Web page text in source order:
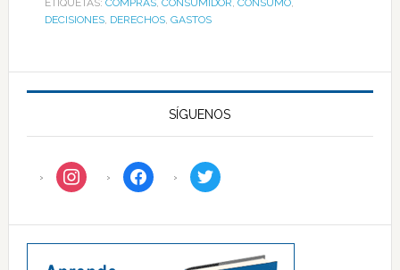
ETIQUETAS: COMPRAS, CONSUMIDOR, CONSUMO,
DECISIONES, DERECHOS, GASTOS
SÍGUENOS
instagram facebook twitter